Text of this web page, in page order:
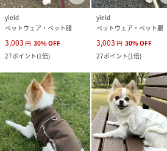
yield
ペットウェア・ペット服
3,003 円 30%OFF
27ポイント(1倍)
yield
ペットウェア・ペット服
3,003 円 30%OFF
27ポイント(1倍)